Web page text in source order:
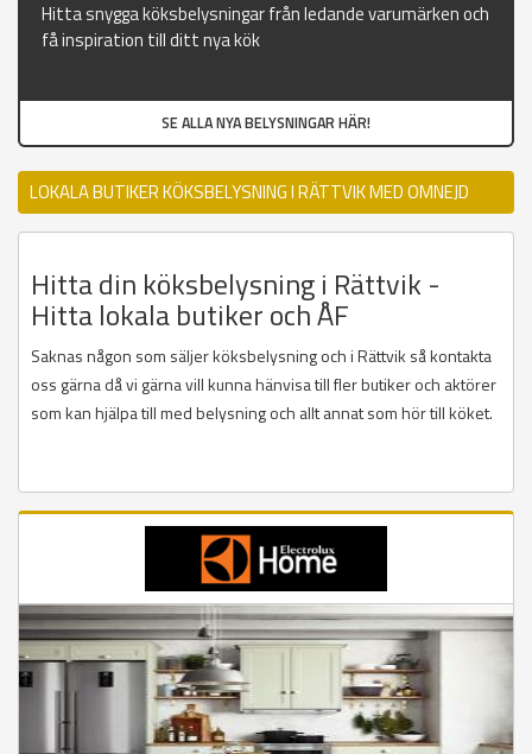
Hitta snygga köksbelysningar från ledande varumärken och
få inspiration till ditt nya kök
SE ALLA NYA BELYSNINGAR HÄR!
LOKALA BUTIKER KÖKSBELYSNING I RÄTTVIK MED OMNEJD
Hitta din köksbelysning i Rättvik -
Hitta lokala butiker och ÅF
Saknas någon som säljer köksbelysning och i Rättvik så kontakta
oss gärna då vi gärna vill kunna hänvisa till fler butiker och aktörer
som kan hjälpa till med belysning och allt annat som hör till köket.